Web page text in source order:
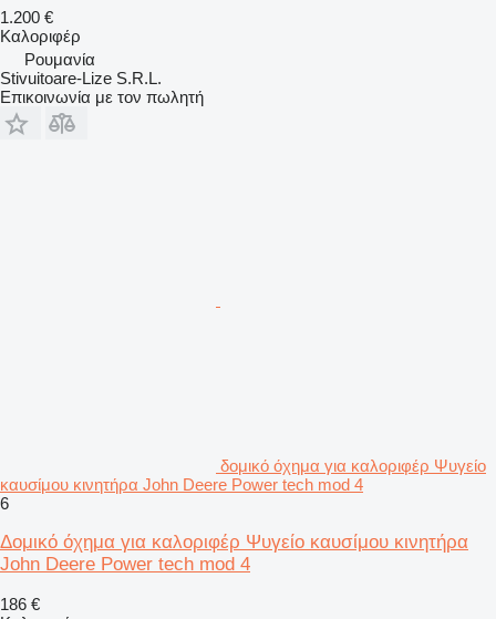
1.200 €
Καλοριφέρ
Ρουμανία
Stivuitoare-Lize S.R.L.
Επικοινωνία με τον πωλητή
δομικό όχημα για καλοριφέρ Ψυγείο
καυσίμου κινητήρα John Deere Power tech mod 4
6
Δομικό όχημα για καλοριφέρ Ψυγείο καυσίμου κινητήρα
John Deere Power tech mod 4
186 €